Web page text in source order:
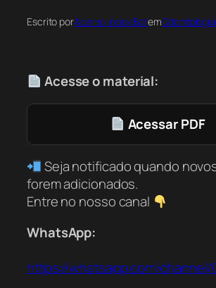
Escrito porAcervo Index BotemOdontologia
Acesse o material:
Acessar PDF
Seja notificado quando
forem adicionados.
Entre no nosso canal
WhatsApp:
https://whatsapp.com/channel/